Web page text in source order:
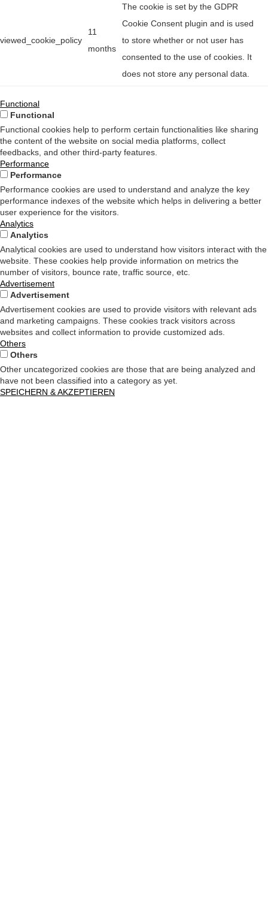
viewed_cookie_policy
11
months
The cookie is set by the GDPR
Cookie Consent plugin and is used
to store whether or not user has
consented to the use of cookies. It
does not store any personal data.
Functional
Functional
Functional cookies help to perform certain functionalities like sharing
the content of the website on social media platforms, collect
feedbacks, and other third-party features.
Performance
Performance
Performance cookies are used to understand and analyze the key
performance indexes of the website which helps in delivering a better
user experience for the visitors.
Analytics
Analytics
Analytical cookies are used to understand how visitors interact with the
website. These cookies help provide information on metrics the
number of visitors, bounce rate, traffic source, etc.
Advertisement
Advertisement
Advertisement cookies are used to provide visitors with relevant ads
and marketing campaigns. These cookies track visitors across
websites and collect information to provide customized ads.
Others
Others
Other uncategorized cookies are those that are being analyzed and
have not been classified into a category as yet.
SPEICHERN & AKZEPTIEREN